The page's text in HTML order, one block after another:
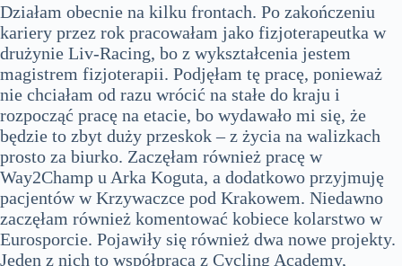
Działam obecnie na kilku frontach. Po zakończeniu
kariery przez rok pracowałam jako fizjoterapeutka w
drużynie Liv-Racing, bo z wykształcenia jestem
magistrem fizjoterapii. Podjęłam tę pracę, ponieważ
nie chciałam od razu wrócić na stałe do kraju i
rozpocząć pracę na etacie, bo wydawało mi się, że
będzie to zbyt duży przeskok – z życia na walizkach
prosto za biurko. Zaczęłam również pracę w
Way2Champ u Arka Koguta, a dodatkowo przyjmuję
pacjentów w Krzywaczce pod Krakowem. Niedawno
zaczęłam również komentować kobiece kolarstwo w
Eurosporcie. Pojawiły się również dwa nowe projekty.
Jeden z nich to współpraca z Cycling Academy,